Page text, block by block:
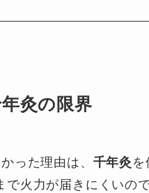
灸の限界
った理由は、 千年灸
火力が届きにくいの